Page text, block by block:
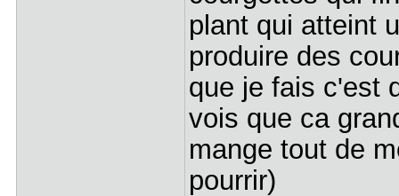
plant qui atteint
produire des
que je fais c'est
vois que ca
mange tout de
pourrir)